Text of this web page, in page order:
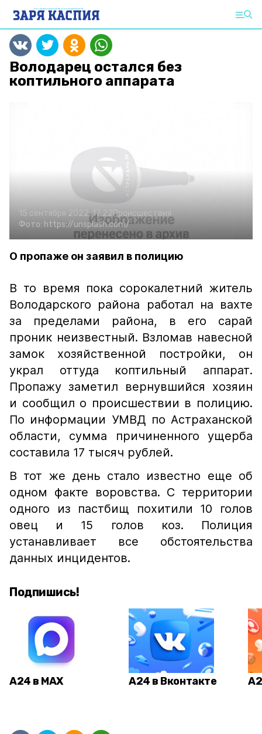
Володарец остался без
коптильного аппарата
15 сентября 2022, 17:22Происшествия
Фото: https://unsplash.com/
О пропаже он заявил в полицию
В то время пока сорокалетний житель
Володарского района работал на вахте
за пределами района, в его сарай
проник неизвестный. Взломав навесной
замок хозяйственной постройки, он
украл оттуда коптильный аппарат.
Пропажу заметил вернувшийся хозяин
и сообщил о происшествии в полицию.
По информации УМВД по Астраханской
области, сумма причиненного ущерба
составила 17 тысяч рублей.
В тот же день стало известно еще об
одном факте воровства. С территории
одного из пастбищ похитили 10 голов
овец и 15 голов коз. Полиция
устанавливает все обстоятельства
данных инцидентов.
Подпишись!
А24 в MAX А24 в Вконтакте